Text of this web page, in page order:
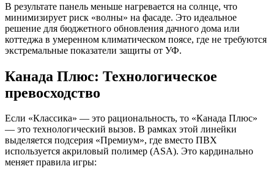
В результате панель меньше нагревается на солнце, что
минимизирует риск «волны» на фасаде. Это идеальное
решение для бюджетного обновления дачного дома или
коттеджа в умеренном климатическом поясе, где не требуются
экстремальные показатели защиты от УФ.
Канада Плюс: Технологическое
превосходство
Если «Классика» — это рациональность, то «Канада Плюс»
— это технологический вызов. В рамках этой линейки
выделяется подсерия «Премиум», где вместо ПВХ
используется акриловый полимер (ASA). Это кардинально
меняет правила игры: